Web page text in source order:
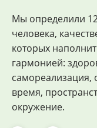
Мы определили
человека,
которых
гармонией:
самореализация,
время,
окружение.